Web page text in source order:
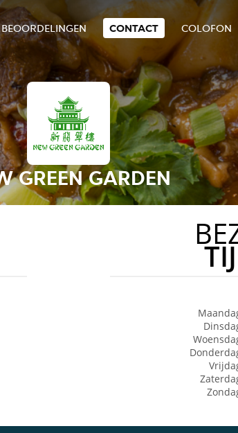
BEOORDELINGEN CONTACT COLOFON
GREEN GARDEN